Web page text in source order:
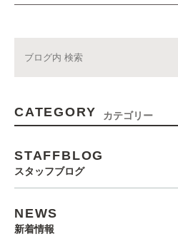
CATEGORY カテゴリー
STAFFBLOG
スタッフブログ
NEWS
新着情報